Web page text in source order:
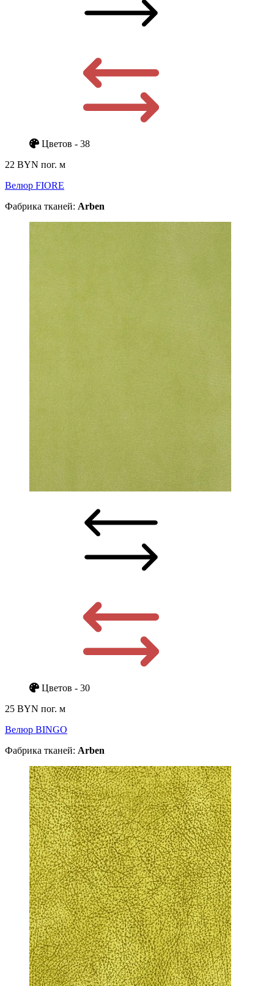
Цветов - 38
22 BYN пог. м
Велюр FIORE
Фабрика тканей: Arben
Цветов - 30
25 BYN пог. м
Велюр BINGO
Фабрика тканей: Arben